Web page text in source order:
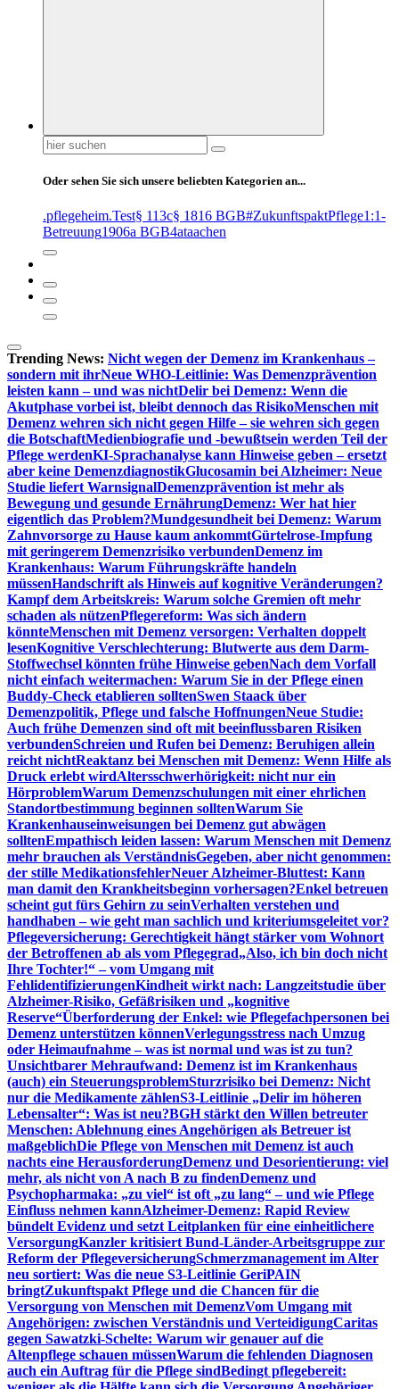
Suchen
nach:
Oder sehen Sie sich unsere beliebten Kategorien an...
.pflegeheim.Test§ 113c§ 1816 BGB#ZukunftspaktPflege1:1-
Betreuung1906a BGB4ataachen
Trending News: Nicht wegen der Demenz im Krankenhaus –
sondern mit ihrNeue WHO-Leitlinie: Was Demenzprävention
leisten kann – und was nichtDelir bei Demenz: Wenn die
Akutphase vorbei ist, bleibt dennoch das RisikoMenschen mit
Demenz wehren sich nicht gegen Hilfe – sie wehren sich gegen
die BotschaftMedienbiografie und -bewußtsein werden Teil der
Pflege werdenKI-Sprachanalyse kann Hinweise geben – ersetzt
aber keine DemenzdiagnostikGlucosamin bei Alzheimer: Neue
Studie liefert WarnsignalDemenzprävention ist mehr als
Bewegung und gesunde ErnährungDemenz: Wer hat hier
eigentlich das Problem?Mundgesundheit bei Demenz: Warum
Zahnvorsorge zu Hause kaum ankommtGürtelrose-Impfung
mit geringerem Demenzrisiko verbundenDemenz im
Krankenhaus: Warum Führungskräfte handeln
müssenHandschrift als Hinweis auf kognitive Veränderungen?
Kampf dem Arbeitskreis: Warum solche Gremien oft mehr
schaden als nützenPflegereform: Was sich ändern
könnteMenschen mit Demenz versorgen: Verhalten doppelt
lesenKognitive Verschlechterung: Blutwerte aus dem Darm-
Stoffwechsel könnten frühe Hinweise gebenNach dem Vorfall
nicht einfach weitermachen: Warum Sie in der Pflege einen
Buddy-Check etablieren solltenSwen Staack über
Demenzpolitik, Pflege und falsche HoffnungenNeue Studie:
Auch frühe Demenzen sind oft mit beeinflussbaren Risiken
verbundenSchreien und Rufen bei Demenz: Beruhigen allein
reicht nichtReaktanz bei Menschen mit Demenz: Wenn Hilfe als
Druck erlebt wirdAltersschwerhörigkeit: nicht nur ein
HörproblemWarum Demenzschulungen mit einer ehrlichen
Standortbestimmung beginnen solltenWarum Sie
Krankenhauseinweisungen bei Demenz gut abwägen
solltenEmpathisch leiden lassen: Warum Menschen mit Demenz
mehr brauchen als VerständnisGegeben, aber nicht genommen:
der stille MedikationsfehlerNeuer Alzheimer-Bluttest: Kann
man damit den Krankheitsbeginn vorhersagen?Enkel betreuen
scheint gut fürs Gehirn zu seinVerhalten verstehen und
handhaben – wie geht man sachlich und kriteriumsgeleitet vor?
Pflegeversicherung: Gerechtigkeit hängt stärker vom Wohnort
der Betroffenen ab als vom Pflegegrad„Also, ich bin doch nicht
Ihre Tochter!“ – vom Umgang mit
FehlidentifizierungenKindheit wirkt nach: Langzeitstudie über
Alzheimer-Risiko, Gefäßrisiken und „kognitive
Reserve“Überforderung der Enkel: wie Pflegefachpersonen bei
Demenz unterstützen könnenVerlegungsstress nach Umzug
oder Heimaufnahme – was ist normal und was ist zu tun?
Unsichtbarer Mehraufwand: Demenz ist im Krankenhaus
(auch) ein SteuerungsproblemSturzrisiko bei Demenz: Nicht
nur die Medikamente zählenS3-Leitlinie „Delir im höheren
Lebensalter“: Was ist neu?BGH stärkt den Willen betreuter
Menschen: Ablehnung eines Angehörigen als Betreuer ist
maßgeblichDie Pflege von Menschen mit Demenz ist auch
nachts eine HerausforderungDemenz und Desorientierung: viel
mehr, als nicht von A nach B zu findenDemenz und
Psychopharmaka: „zu viel“ ist oft „zu lang“ – und wie Pflege
Einfluss nehmen kannAlzheimer-Demenz: Rapid Review
bündelt Evidenz und setzt Leitplanken für eine einheitlichere
VersorgungKanzler kritisiert Bund-Länder-Arbeitsgruppe zur
Reform der PflegeversicherungSchmerzmanagement im Alter
neu sortiert: Was die neue S3-Leitlinie GeriPAIN
bringtZukunftspakt Pflege und die Chancen für die
Versorgung von Menschen mit DemenzVom Umgang mit
Angehörigen: zwischen Verständnis und VerteidigungCaritas
gegen Sawatzki-Schelte: Warum wir genauer auf die
Altenpflege schauen müssenWarum die fehlenden Diagnosen
auch ein Auftrag für die Pflege sindBedingt pflegebereit: